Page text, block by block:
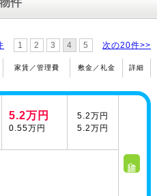
1 2 3 4 5 次の20件>>
家賃／管理費 敷金／礼金 詳細
5.2万円
0.55万円
5.2万円
5.2万円
詳細へ